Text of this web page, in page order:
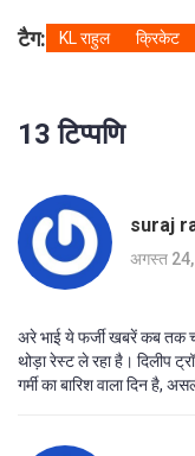
टैग: KL राहुल क्रिकेट
13 टिप्पणि
suraj
अगस्त
अरे भाई ये फर्जी खबरें कब तक
थोड़ा रेस्ट ले रहा है। दिलीप
गर्मी का बारिश वाला दिन है,